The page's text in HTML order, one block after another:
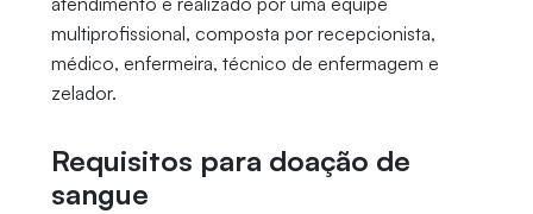
multiprofissional, composta por recepcionista,
médico, enfermeira, técnico de enfermagem e
zelador.
Requisitos para doação de
sangue